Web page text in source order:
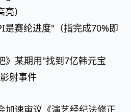
）
是赛纶进度"（指完成70%即
》某期用"找到7亿韩元宝
射事件
加速审议《演艺经纪法修正